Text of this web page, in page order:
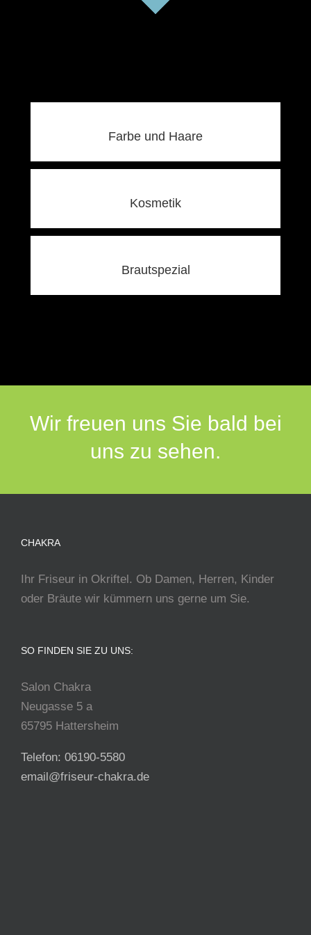
Farbe und Haare
Kosmetik
Brautspezial
Wir freuen uns Sie bald bei
uns zu sehen.
CHAKRA
Ihr Friseur in Okriftel. Ob Damen, Herren, Kinder
oder Bräute wir kümmern uns gerne um Sie.
SO FINDEN SIE ZU UNS:
Salon Chakra
Neugasse 5 a
65795 Hattersheim
Telefon: 06190-5580
email@friseur-chakra.de